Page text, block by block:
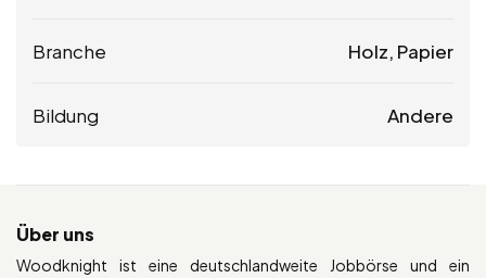
Branche Holz, Papier
Bildung Andere
Über uns
Woodknight ist eine deutschlandweite Jobbörse und ein